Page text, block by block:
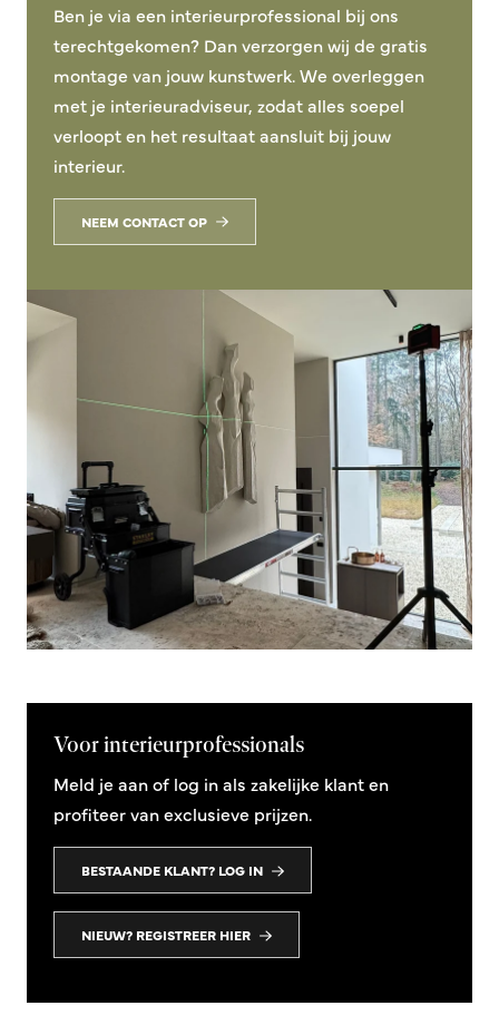
Ben je via een interieurprofessional bij ons
terechtgekomen? Dan verzorgen wij de gratis
montage van jouw kunstwerk. We overleggen
met je interieuradviseur, zodat alles soepel
verloopt en het resultaat aansluit bij jouw
interieur.
NEEM CONTACT OP
Voor interieurprofessionals
Meld je aan of log in als zakelijke klant en
profiteer van exclusieve prijzen.
BESTAANDE KLANT? LOG IN
NIEUW? REGISTREER HIER